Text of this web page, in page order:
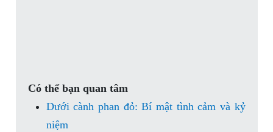
Có thể bạn quan tâm
Dưới cành phan đỏ: Bí mật tình cảm và kỷ
niệm